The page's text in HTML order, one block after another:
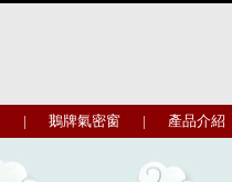
| 鵝牌氣密窗 | 產品介紹